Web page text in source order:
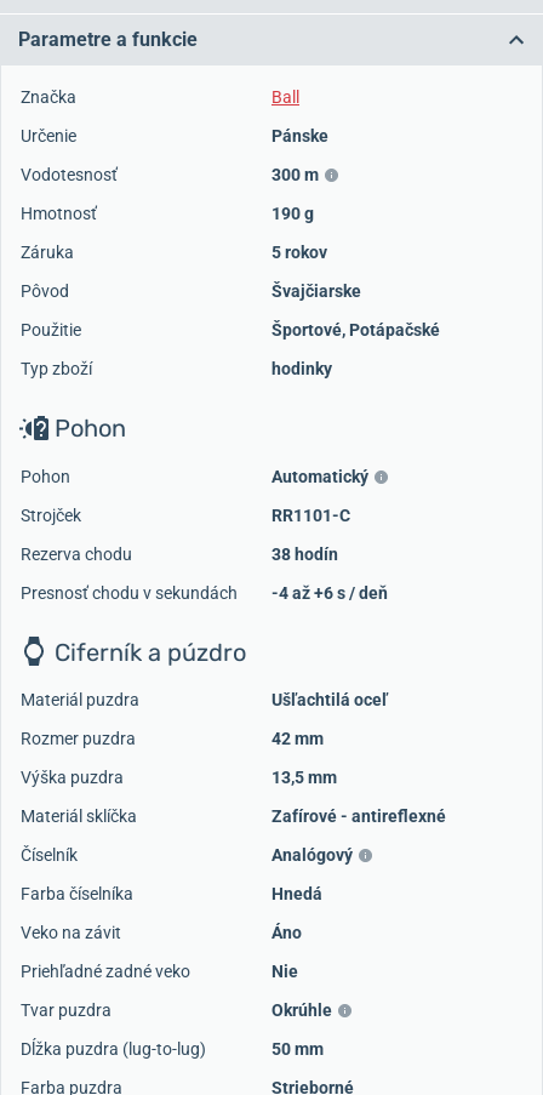
Parametre a funkcie
Značka
Ball
Určenie
Pánske
Vodotesnosť
300 m
Hmotnosť
190 g
Záruka
5 rokov
Pôvod
Švajčiarske
Použitie
Športové, Potápačské
Typ zboží
hodinky
Pohon
Pohon
Automatický
Strojček
RR1101-C
Rezerva chodu
38 hodín
Presnosť chodu v sekundách
-4 až +6 s / deň
Ciferník a púzdro
Materiál puzdra
Ušľachtilá oceľ
Rozmer puzdra
42 mm
Výška puzdra
13,5 mm
Materiál sklíčka
Zafírové - antireflexné
Číselník
Analógový
Farba číselníka
Hnedá
Veko na závit
Áno
Priehľadné zadné veko
Nie
Tvar puzdra
Okrúhle
Dĺžka puzdra (lug-to-lug)
50 mm
Farba puzdra
Strieborné